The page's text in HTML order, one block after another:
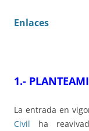
Enlaces
1.-
La entrada en
Civil ha